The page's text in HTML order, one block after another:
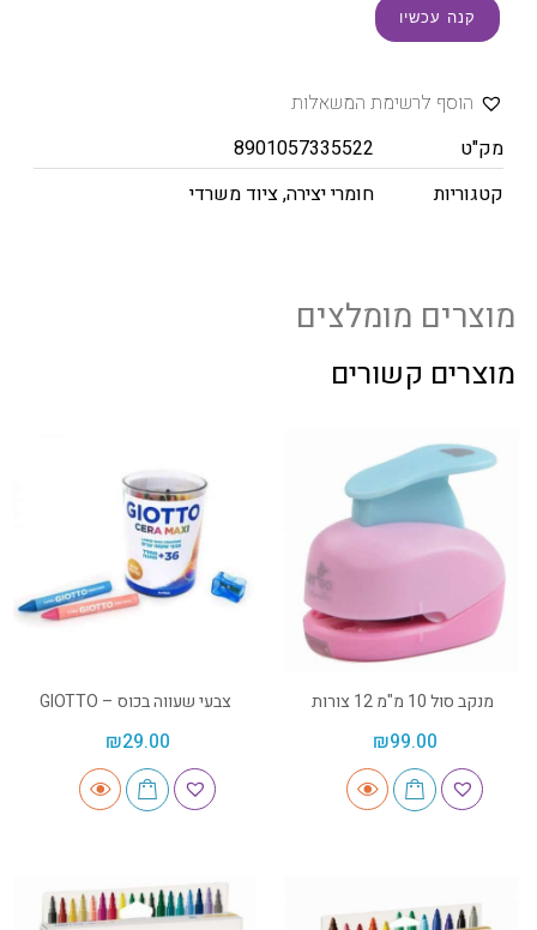
קנה עכשיו
הוסף לרשימת המשאלות
מק"ט
8901057335522
קטגוריות
חומרי יצירה,ציוד משרדי
מוצרים מומלצים
מוצרים קשורים
מנקב סול 10 מ"מ 12 צורות
₪99.00
צבעי שעווה בכוס – GIOTTO
₪29.00